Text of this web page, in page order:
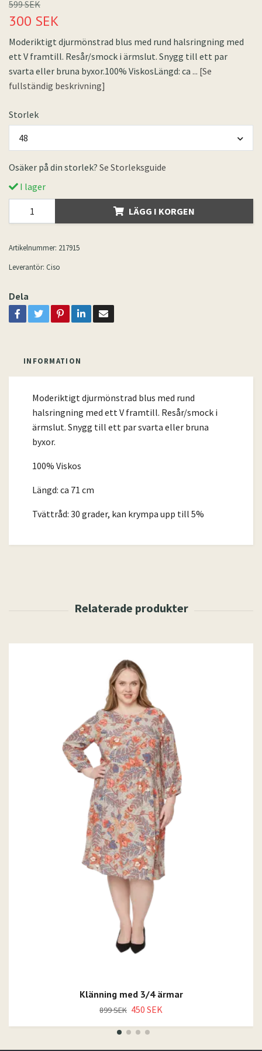
599 SEK
300 SEK
Moderiktigt djurmönstrad blus med rund halsringning med
ett V framtill. Resår/smock i ärmslut. Snygg till ett par
svarta eller bruna byxor.100% ViskosLängd: ca ... [Se
fullständig beskrivning]
Storlek
48
Osäker på din storlek? Se Storleksguide
I lager
LÄGG I KORGEN
Artikelnummer: 217915
Leverantör: Ciso
Dela
INFORMATION
Moderiktigt djurmönstrad blus med rund
halsringning med ett V framtill. Resår/smock i
ärmslut. Snygg till ett par svarta eller bruna
byxor.
100% Viskos
Längd: ca 71 cm
Tvättråd: 30 grader, kan krympa upp till 5%
Klänning med 3/4 ärmar
899 SEK 450 SEK